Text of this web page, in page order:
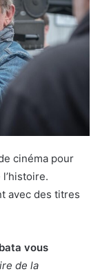
cinéma pour
avec des titres
vous
de la